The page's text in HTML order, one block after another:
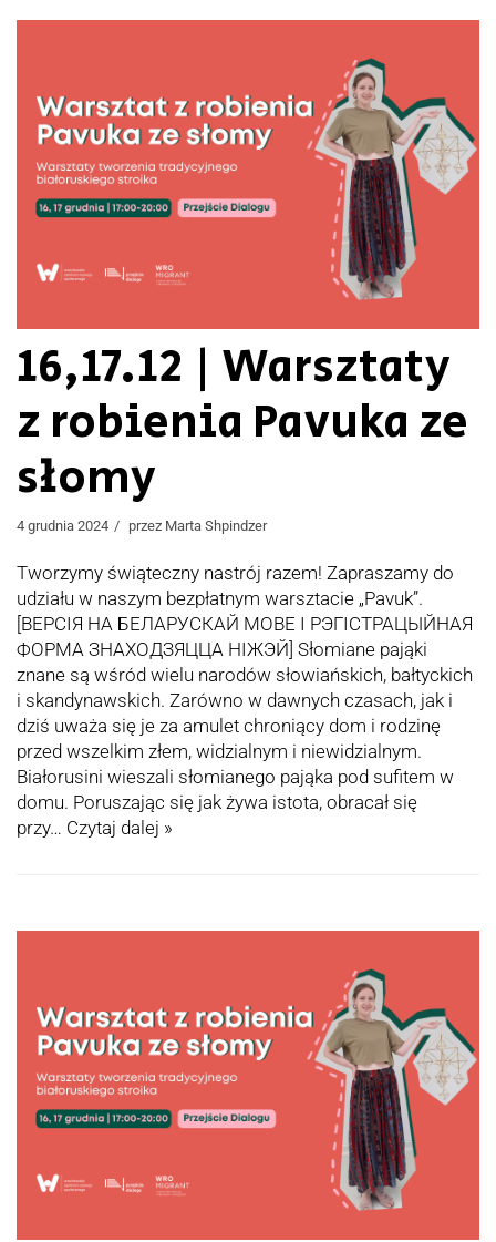
16,17.12 | Warsztaty
z robienia Pavuka ze
słomy
4 grudnia 2024 przez Marta Shpindzer
Tworzymy świąteczny nastrój razem! Zapraszamy do
udziału w naszym bezpłatnym warsztacie „Pavuk”.
[ВЕРСІЯ НА БЕЛАРУСКАЙ МОВЕ І РЭГІСТРАЦЫЙНАЯ
ФОРМА ЗНАХОДЗЯЦЦА НІЖЭЙ] Słomiane pająki
znane są wśród wielu narodów słowiańskich, bałtyckich
i skandynawskich. Zarówno w dawnych czasach, jak i
dziś uważa się je za amulet chroniący dom i rodzinę
przed wszelkim złem, widzialnym i niewidzialnym.
Białorusini wieszali słomianego pająka pod sufitem w
domu. Poruszając się jak żywa istota, obracał się
przy… Czytaj dalej »